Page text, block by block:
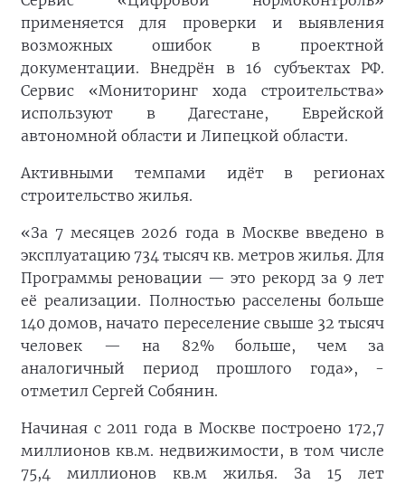
применяется для проверки и выявления
возможных ошибок в проектной
документации. Внедрён в 16 субъектах РФ.
Сервис «Мониторинг хода строительства»
используют в Дагестане, Еврейской
автономной области и Липецкой области.
Активными темпами идёт в регионах
строительство жилья.
«За 7 месяцев 2026 года в Москве введено в
эксплуатацию 734 тысяч кв. метров жилья. Для
Программы реновации — это рекорд за 9 лет
её реализации. Полностью расселены больше
140 домов, начато переселение свыше 32 тысяч
человек — на 82% больше, чем за
аналогичный период прошлого года», -
отметил Сергей Собянин.
Начиная с 2011 года в Москве построено 172,7
миллионов кв.м. недвижимости, в том числе
75,4 миллионов кв.м жилья. За 15 лет